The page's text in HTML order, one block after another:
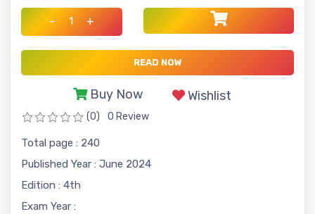
- +
READ NOW
Buy Now Wishlist
(0) 0 Review
Total page : 240
Published Year : June 2024
Edition : 4th
Exam Year :